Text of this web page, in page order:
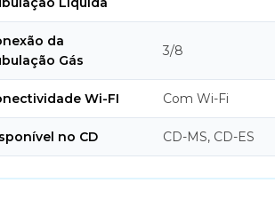
da
Gás
3/8
Wi-FI Com Wi-Fi
no CD CD-MS, CD-ES